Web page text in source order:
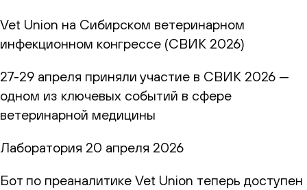
Vet Union на Сибирском ветеринарном
инфекционном конгрессе (СВИК 2026)
27-29 апреля приняли участие в СВИК 2026 —
одном из ключевых событий в сфере
ветеринарной медицины
Лаборатория 20 апреля 2026
Бот по преаналитике Vet Union теперь доступен